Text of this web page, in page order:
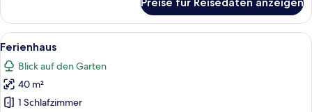
(King)
Alle
Fotos
für
Ferienhaus
anzeigen
Ein Hotelzimmer mit einem großen
3
Ferienhaus
Blick auf den Garten
40 m²
1 Schlafzimmer